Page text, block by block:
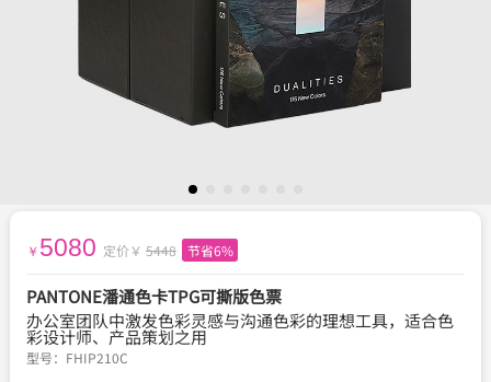
￥ 5080 定价￥ 5448 节省6%
PANTONE潘通色卡TPG可撕版色票
办公室团队中激发色彩灵感与沟通色彩的理想工具，适合色
彩设计师、产品策划之用
型号： FHIP210C